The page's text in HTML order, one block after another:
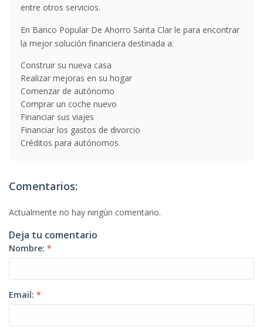
entre otros servicios.
En Banco Popular De Ahorro Santa Clar le para encontrar
la mejor solución financiera destinada a:
Construir su nueva casa
Realizar mejoras en su hogar
Comenzar de autónomo
Comprar un coche nuevo
Financiar sus viajes
Financiar los gastos de divorcio
Créditos para autónomos
Comentarios:
Actualmente no hay ningún comentario.
Deja tu comentario
Nombre: *
Email: *